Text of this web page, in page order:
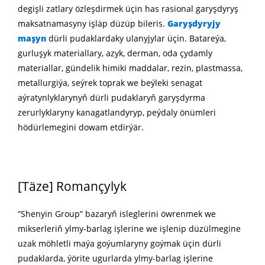
degişli zatlary özleşdirmek üçin has rasional garyşdyryş
maksatnamasyny işläp düzüp bileris. Garyşdyryjy
maşyndürli pudaklardaky ulanyjylar üçin. Batareýa,
gurluşyk materiallary, azyk, derman, oda çydamly
materiallar, gündelik himiki maddalar, rezin, plastmassa,
metallurgiýa, seýrek toprak we beýleki senagat
aýratynlyklarynyň dürli pudaklaryň garyşdyrma
zerurlyklaryny kanagatlandyryp, peýdaly önümleri
hödürlemegini dowam etdirýär.
[Täze] Romançylyk
“Shenyin Group” bazaryň isleglerini öwrenmek we
mikserleriň ylmy-barlag işlerine we işlenip düzülmegine
uzak möhletli maýa goýumlaryny goýmak üçin dürli
pudaklarda, ýörite ugurlarda ylmy-barlag işlerine